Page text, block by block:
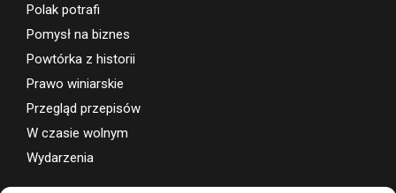
Polak potrafi
Pomysł na biznes
Powtórka z historii
Prawo winiarskie
Przegląd przepisów
W czasie wolnym
Wydarzenia